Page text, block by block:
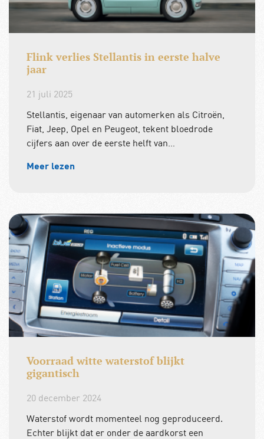
Flink verlies Stellantis in eerste halve
jaar
21 juli 2025
Stellantis, eigenaar van automerken als Citroën,
Fiat, Jeep, Opel en Peugeot, tekent bloedrode
cijfers aan over de eerste helft van…
Meer lezen
Voorraad witte waterstof blijkt
gigantisch
20 december 2024
Waterstof wordt momenteel nog geproduceerd.
Echter blijkt dat er onder de aardkorst een